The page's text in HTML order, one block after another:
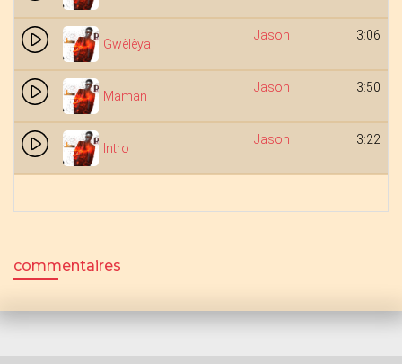
Gwèlèya
Jason 3:06
Maman
Jason 3:50
Intro
Jason 3:22
commentaires